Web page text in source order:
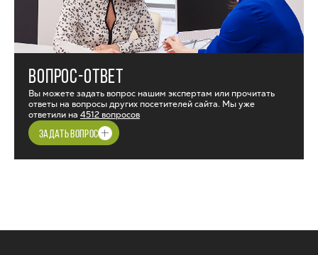
ВОПРОС-ОТВЕТ
Вы можете задать вопрос нашим экспертам или прочитать
ответы на вопросы других посетителей сайта. Мы уже
ответили на 4512 вопросов
ЗАДАТЬ ВОПРОС